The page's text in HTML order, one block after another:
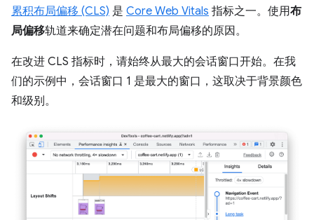
累积布局偏移 (CLS) 是 Core Web Vitals 指标之一。使用布
局偏移轨道来确定潜在问题和布局偏移的原因。
在改进 CLS 指标时，请始终从最大的会话窗口开始。在我
们的示例中，会话窗口 1 是最大的窗口，这取决于背景颜色
和级别。